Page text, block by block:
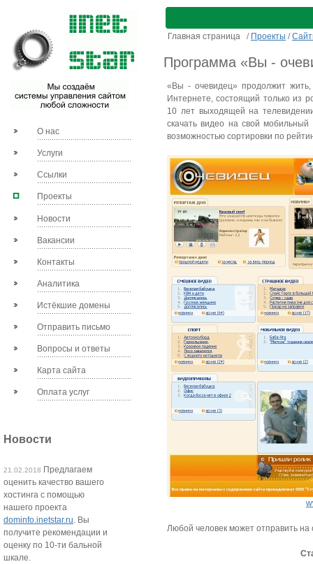
О нас
Услуги
Ссылки
Проекты
Новости
Вакансии
Контакты
Аналитика
Истёкшие домены
Отправить письмо
Вопросы и ответы
Карта сайта
Оплата услуг
Новости
21.02.2018 Предлагаем
оценить качество вашего
хостинга с помощью
нашего проекта
dominfo.inetstar.ru. Вы
получите рекомендации и
оценку по 10-ти бальной
шкале.
Главная страница / Проекты /
Программа «Вы -
«Вы - очевидец» продолжит
Интернете, состоящий только из
10 лет выходящей на
скачать видео на свой
возможностью сортировки по
Любой человек может отправить на